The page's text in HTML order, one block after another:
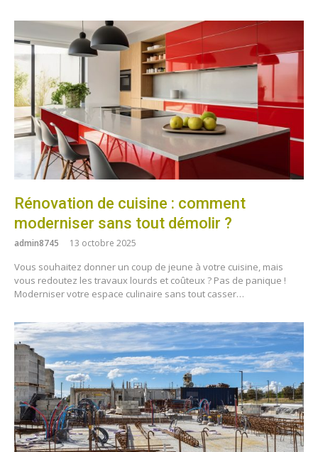
Rénovation de cuisine : comment
moderniser sans tout démolir ?
admin8745 13 octobre 2025
Vous souhaitez donner un coup de jeune à votre cuisine, mais
vous redoutez les travaux lourds et coûteux ? Pas de panique !
Moderniser votre espace culinaire sans tout casser…